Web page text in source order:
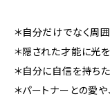
＊自分だけでなく周
＊隠された才能に光
＊自分に自信を持ち
＊パートナーとの愛